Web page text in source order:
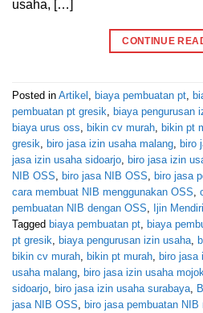
usaha, […]
CONTINUE
Posted in Artikel biaya pembuatan pt
pembuatan pt gresik
biaya pengurusan
biaya urus oss
bikin cv murah bikin pt
gresik
biro jasa izin usaha malang biro
jasa izin usaha sidoarjo
biro jasa izin
NIB OSS
biro jasa NIB OSS biro jasa
cara membuat NIB menggunakan OSS
pembuatan NIB dengan OSS
Ijin
Tagged biaya pembuatan pt biaya
pt gresik
biaya pengurusan izin usaha
bikin cv murah
bikin pt murah biro jasa
usaha malang
biro jasa izin usaha
sidoarjo
biro jasa izin usaha surabaya
jasa NIB OSS
biro jasa pembuatan NIB